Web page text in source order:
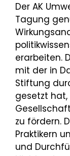
Der AK
Tagung
erarbeiten.
mit der in
Stiftung
gesetzt
zu fördern.
Praktikern
und